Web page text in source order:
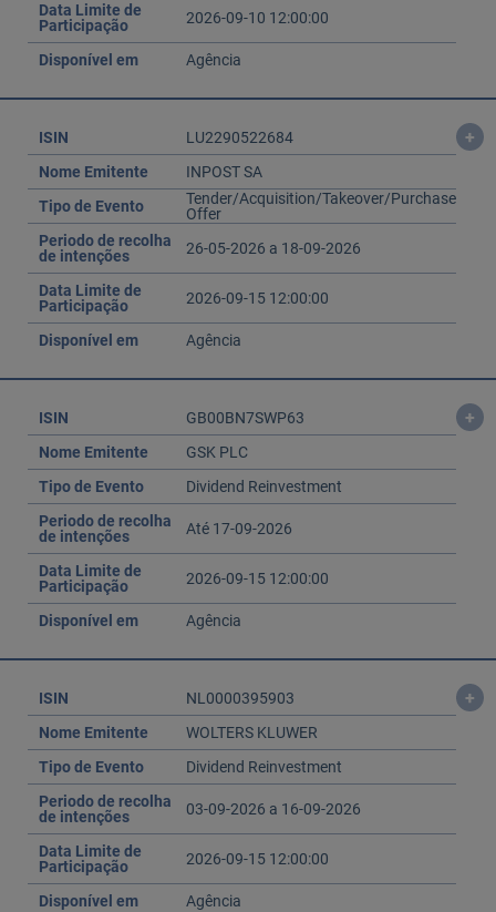
Data Limite de
Participação
2026-09-10 12:00:00
Disponível em Agência
ISIN LU2290522684 +
Nome Emitente
INPOST SA
Tipo de Evento
Tender/Acquisition/Takeover/Purchase
Offer
Periodo de recolha
de intenções
26-05-2026 a 18-09-2026
Data Limite de
Participação
2026-09-15 12:00:00
Disponível em Agência
ISIN GB00BN7SWP63 +
Nome Emitente
GSK PLC
Tipo de Evento
Dividend Reinvestment
Periodo de recolha
de intenções
Até 17-09-2026
Data Limite de
Participação
2026-09-15 12:00:00
Disponível em Agência
ISIN NL0000395903 +
Nome Emitente
WOLTERS KLUWER
Tipo de Evento
Dividend Reinvestment
Periodo de recolha
de intenções
03-09-2026 a 16-09-2026
Data Limite de
Participação
2026-09-15 12:00:00
Disponível em Agência